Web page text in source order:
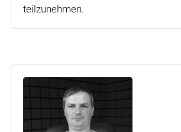
teilzunehmen.